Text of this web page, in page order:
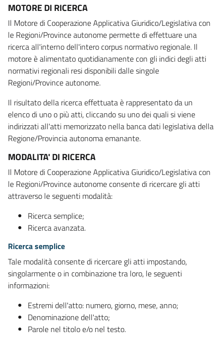
MOTORE DI RICERCA
Il Motore di Cooperazione Applicativa Giuridico/Legislativa con
le Regioni/Province autonome permette di effettuare una
ricerca all'interno dell'intero corpus normativo regionale. Il
motore è alimentato quotidianamente con gli indici degli atti
normativi regionali resi disponibili dalle singole
Regioni/Province autonome.
Il risultato della ricerca effettuata è rappresentato da un
elenco di uno o più atti, cliccando su uno dei quali si viene
indirizzati all'atti memorizzato nella banca dati legislativa della
Regione/Provincia autonoma emanante.
MODALITA' DI RICERCA
Il Motore di Cooperazione Applicativa Giuridico/Legislativa con
le Regioni/Province autonome consente di ricercare gli atti
attraverso le seguenti modalità:
Ricerca semplice;
Ricerca avanzata.
Ricerca semplice
Tale modalità consente di ricercare gli atti impostando,
singolarmente o in combinazione tra loro, le seguenti
informazioni:
Estremi dell'atto: numero, giorno, mese, anno;
Denominazione dell'atto;
Parole nel titolo e/o nel testo.